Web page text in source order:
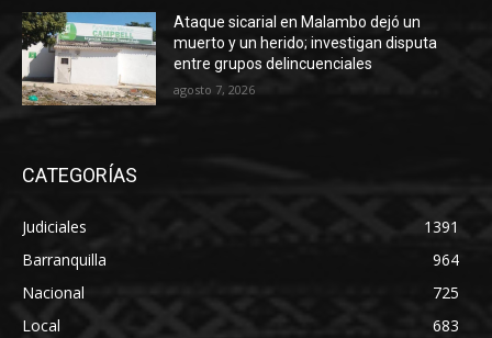
Ataque sicarial en Malambo dejó un
muerto y un herido; investigan disputa
entre grupos delincuenciales
agosto 7, 2026
CATEGORÍAS
Judiciales
1391
Barranquilla
964
Nacional
725
Local
683